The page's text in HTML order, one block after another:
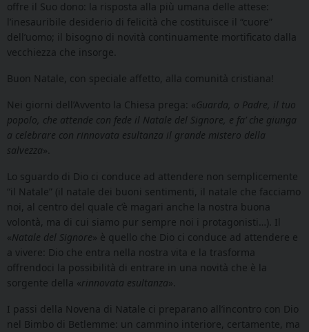
offre il Suo dono: la risposta alla più umana delle attese:
l’inesauribile desiderio di felicità che costituisce il “cuore”
dell’uomo; il bisogno di novità continuamente mortificato dalla
vecchiezza che insorge.
Buon Natale, con speciale affetto, alla comunità cristiana!
Nei giorni dell’Avvento la Chiesa prega: «Guarda, o Padre, il tuo
popolo, che attende con fede il Natale del Signore, e fa’ che giunga
a celebrare con rinnovata esultanza il grande mistero della
salvezza».
Lo sguardo di Dio ci conduce ad attendere non semplicemente
“il Natale” (il natale dei buoni sentimenti, il natale che facciamo
noi, al centro del quale c’è magari anche la nostra buona
volontà, ma di cui siamo pur sempre noi i protagonisti…). Il
«Natale del Signore» è quello che Dio ci conduce ad attendere e
a vivere: Dio che entra nella nostra vita e la trasforma
offrendoci la possibilità di entrare in una novità che è la
sorgente della «rinnovata esultanza».
I passi della Novena di Natale ci preparano all’incontro con Dio
nel Bimbo di Betlemme: un cammino interiore, certamente, ma